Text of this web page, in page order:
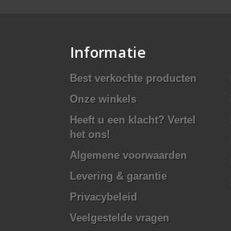
Informatie
Best verkochte producten
Onze winkels
Heeft u een klacht? Vertel
het ons!
Algemene voorwaarden
Levering & garantie
Privacybeleid
Veelgestelde vragen